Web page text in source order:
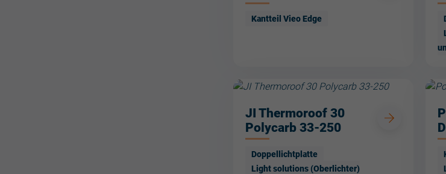
Kantteil Vieo Edge
JI Thermoroof 30
Polycarb 33-250
Doppellichtplatte
Light solutions (Oberlichter)